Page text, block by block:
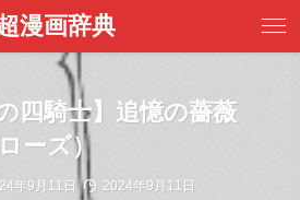
漫画辞典
四騎士】追憶の薔薇
ーズ）
年9月11日 2024年9月11日